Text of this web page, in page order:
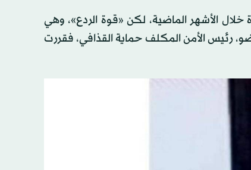
الأشهر الماضية، لكن «قوة الردع»، وهي
رئيس الأمن المكلف حماية القذافي، فقررت